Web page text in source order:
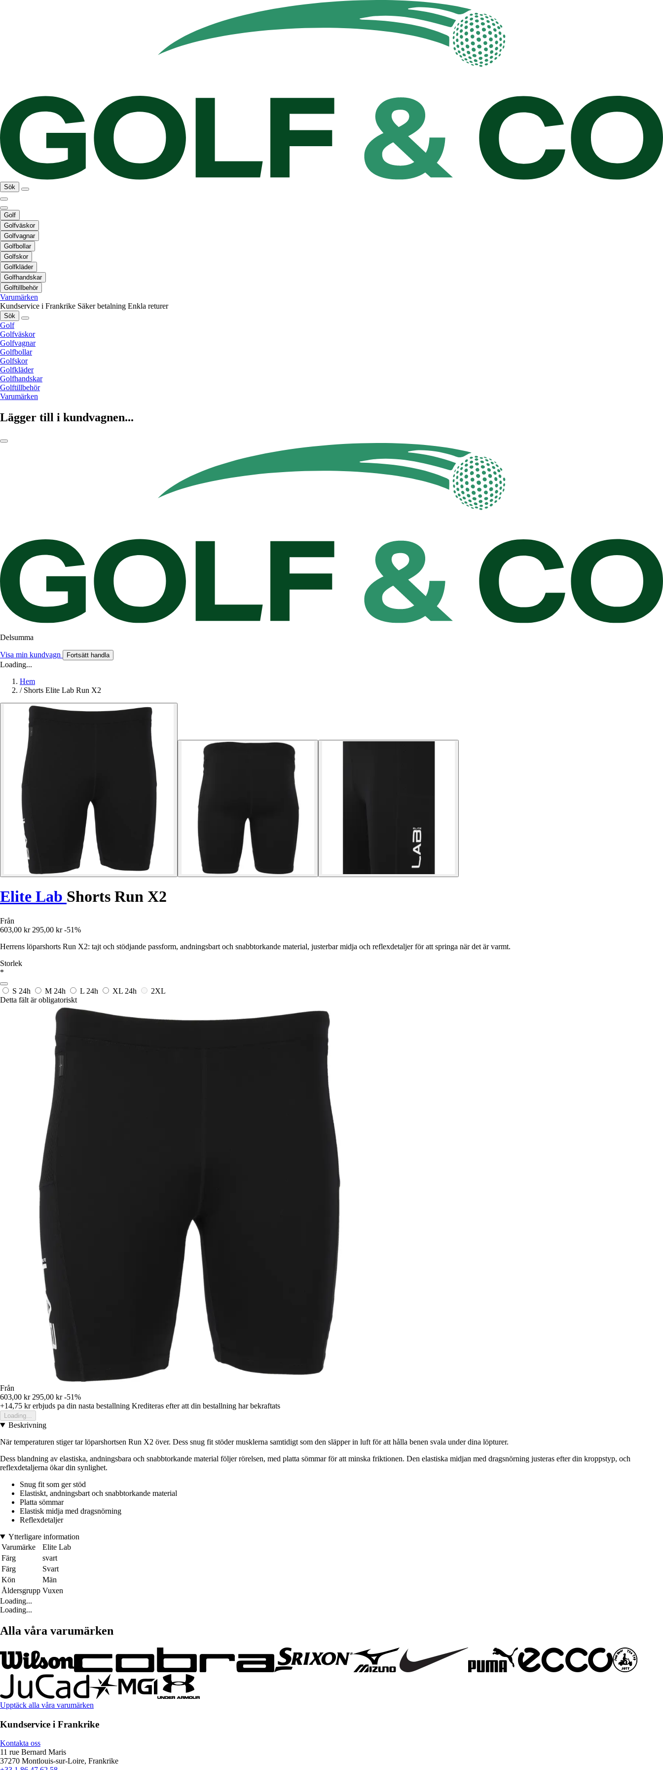
Sök
Golf
Golfväskor
Golfvagnar
Golfbollar
Golfskor
Golfkläder
Golfhandskar
Golftillbehör
Varumärken
Kundservice i Frankrike Säker betalning Enkla returer
Sök
Golf
Golfväskor
Golfvagnar
Golfbollar
Golfskor
Golfkläder
Golfhandskar
Golftillbehör
Varumärken
Lägger till i kundvagnen...
Delsumma
Visa min kundvagn Fortsätt handla
Loading...
Hem
/ Shorts Elite Lab Run X2
Elite Lab Shorts Run X2
Från
603,00 kr 295,00 kr -51%
Herrens löparshorts Run X2: tajt och stödjande passform, andningsbart och snabbtorkande material, justerbar midja och reflexdetaljer för att springa när det är varmt.
Storlek
*
S 24h M 24h L 24h XL 24h
2XL
Detta fält är obligatoriskt
Från
603,00 kr 295,00 kr -51%
+14,75 krerbjuds pa din nasta bestallning Krediteras efter att din bestallning har bekraftats
Loading...
Beskrivning
När temperaturen stiger tar löparshortsen Run X2 över. Dess snug fit stöder musklerna samtidigt som den släpper in luft för att hålla benen svala under dina löpturer.
Dess blandning av elastiska, andningsbara och snabbtorkande material följer rörelsen, med platta sömmar för att minska friktionen. Den elastiska midjan med dragsnörning justeras efter din kroppstyp, och
reflexdetaljerna ökar din synlighet.
Snug fit som ger stöd
Elastiskt, andningsbart och snabbtorkande material
Platta sömmar
Elastisk midja med dragsnörning
Reflexdetaljer
Ytterligare information
Varumärke
Elite Lab
Färg
svart
Färg
Svart
Kön
Män
Åldersgrupp Vuxen
Loading...
Loading...
Alla våra varumärken
Upptäck alla våra varumärken
Kundservice i Frankrike
Kontakta oss
11 rue Bernard Maris
37270 Montlouis-sur-Loire, Frankrike